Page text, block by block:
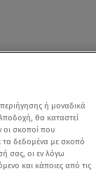
ή μοναδικά
θα καταστεί
οι σκοποί που
τα δεδομένα με σκοπό
σας, οι εν λόγω
και κάποιες από τις